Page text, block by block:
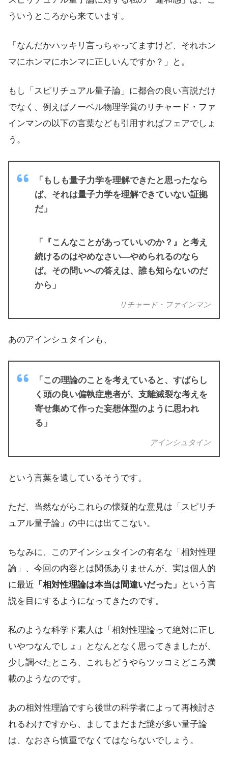
ういうところから来ています。
「なんだかハッキリ言っちゃってますけど、それホン
マにホンマにホンマに正しいんですか？」と。
もし「スピリチュアル量子論」に都合の良い言説だけ
でなく、例えばノーベル物理学賞のリチャード・ファ
インマンの以下の言葉なども引用すればフェアでしょ
う。
「もしも量子力学を理解できたと思ったなら
ば、それは量子力学を理解できていない証拠
だ」
「『こんなことがあっていいのか？』と考え
続けるのはやめなさい―やめられるのなら
ば。その問いへの答えは、誰も知らないのだ
から」
リチャード・ファインマン
あのアインシュタインも、
「この理論のことを考えていると、すばらし
く頭の良い偏執症患者が、支離滅裂な考えを
寄せ集めて作った妄想体型のように思われ
る」
アインシュタイン
という言葉を遺しているそうです。
ただ、当然ながらこれらの懐疑的な意見は「スピリチ
ュアル量子論」の中には出てこない。
ちなみに、このアインシュタインの有名な「相対性理
論」、今回の内容とは関係ありませんが、実は個人的
に最近 「相対性理論は本当は間違いだった」
という言
説を目にするようになってきたのです。
私のような科学ド素人は「相対性理論って絶対に正し
いやつなんでしょ」となんとなく思ってきましたが、
少し調べたところ、これもどうやらツッコミどころ満
載のようなのです。
あの相対性理論ですら後世の科学者によって再検討さ
れるわけですから、ましてまだまだ謎が多い量子論
は、なおさら慎重でなくてはならないでしょう。